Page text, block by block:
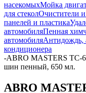
насекомыхМойка
для стеколОчистители
панелей и пластика
автомобиляПенная
автомобиляАнтидождь,
кондиционера
-ABRO MASTERS TC-
шин пенный, 650 мл.
ABRO